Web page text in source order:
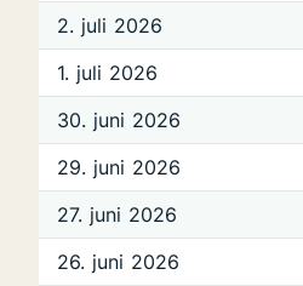
2. juli 2026
1. juli 2026
30. juni 2026
29. juni 2026
27. juni 2026
26. juni 2026